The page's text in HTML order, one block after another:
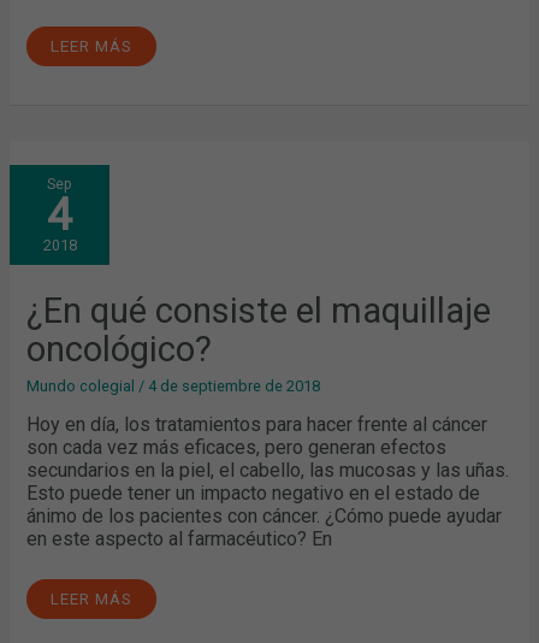
LEER MÁS
Sep
4
2018
¿En qué consiste el maquillaje
oncológico?
Mundo colegial / 4 de septiembre de 2018
Hoy en día, los tratamientos para hacer frente al cáncer
son cada vez más eficaces, pero generan efectos
secundarios en la piel, el cabello, las mucosas y las uñas.
Esto puede tener un impacto negativo en el estado de
ánimo de los pacientes con cáncer. ¿Cómo puede ayudar
en este aspecto al farmacéutico? En
¿EN
QUÉ
CONSISTE
EL
MAQUILLAJE
ONCOLÓGICO?
LEER MÁS